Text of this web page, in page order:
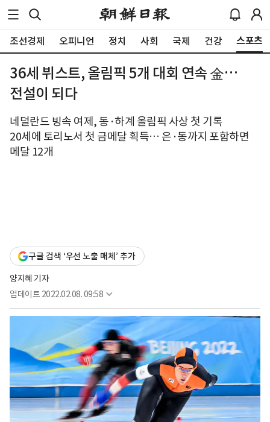
조선경제 오피니언 정치 사회 국제 건강 스포츠
36세 뷔스트, 올림픽 5개 대회 연속 金…
전설이 되다
네덜란드 빙속 여제, 동·하계 올림픽 사상 첫 기록
20세에 토리노서 첫 금메달 획득… 은·동까지 포함하면
메달 12개
구글 검색 ‘우선 노출 매체’ 추가
양지혜 기자
업데이트 2022.02.08. 09:58